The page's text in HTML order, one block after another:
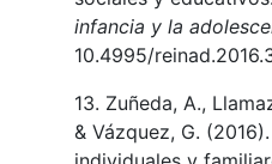
infancia y la
10.4995/
13. Zuñeda, A.,
& Vázquez, G.